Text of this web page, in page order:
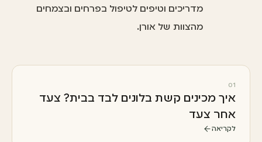
מדריכים וטיפים לטיפול בפרחים ובצמחים
מהצוות של אורן.
01
איך מכינים קשת בלונים לבד בבית? צעד
אחר צעד
לקריאה